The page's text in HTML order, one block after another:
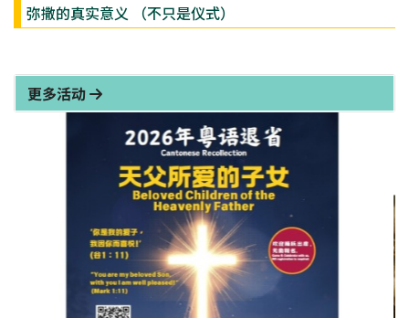
弥撒的真实意义 （不只是仪式）
更多活动